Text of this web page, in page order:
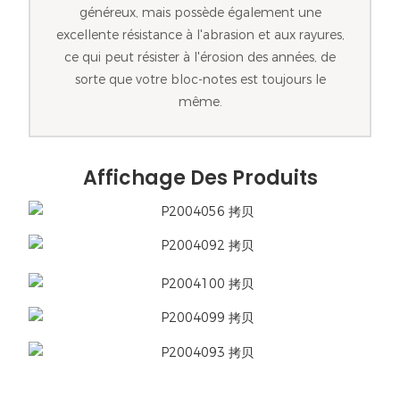
généreux, mais possède également une
excellente résistance à l'abrasion et aux rayures,
ce qui peut résister à l'érosion des années, de
sorte que votre bloc-notes est toujours le
même.
Affichage Des Produits